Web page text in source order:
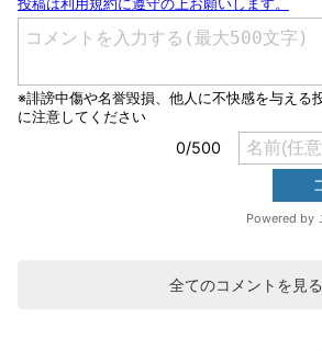
全てのコメントを見る